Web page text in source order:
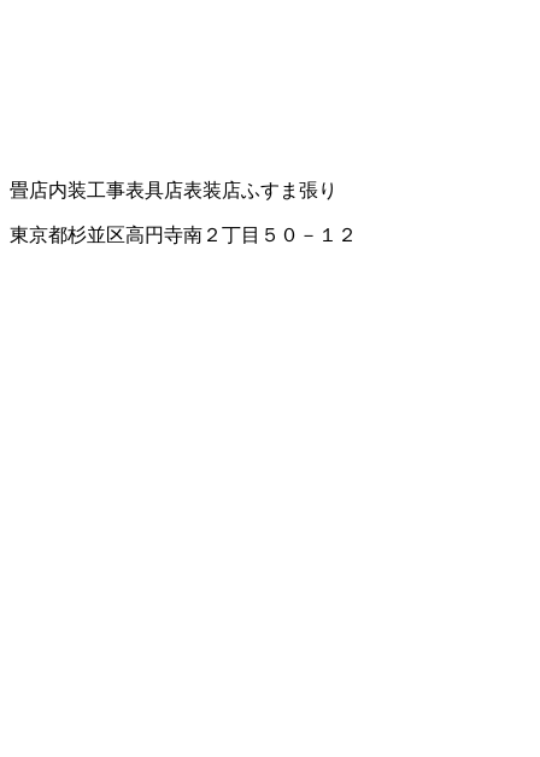
畳店内装工事表具店表装店ふすま張り
東京都杉並区高円寺南２丁目５０－１２